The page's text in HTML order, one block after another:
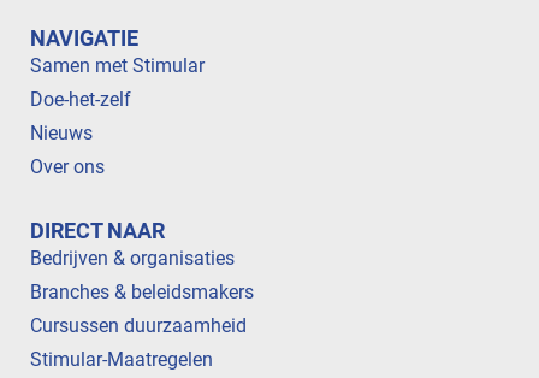
NAVIGATIE
Samen met Stimular
Doe-het-zelf
Nieuws
Over ons
DIRECT NAAR
Bedrijven & organisaties
Branches & beleidsmakers
Cursussen duurzaamheid
Stimular-Maatregelen